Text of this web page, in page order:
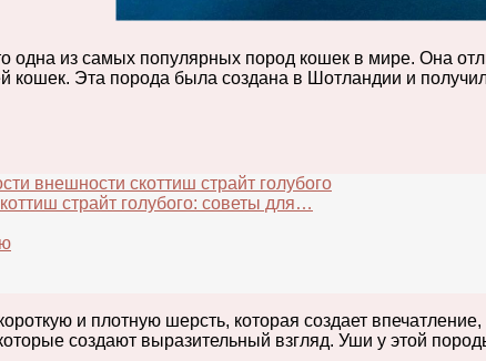
одна из самых популярных пород кошек в мире. Она
кошек. Эта порода была создана в Шотландии и
внешности скоттиш страйт голубого
страйт голубого: советы для…
и плотную шерсть, которая создает
создают выразительный взгляд. Уши у этой